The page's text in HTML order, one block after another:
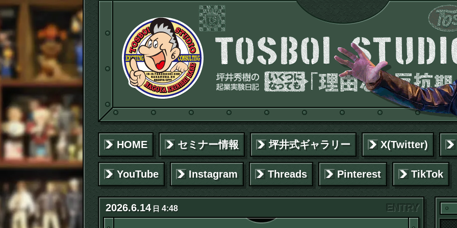
HOME セミナー情報 坪井式ギャラリー X(Twitter)
YouTube Instagram Threads Pinterest TikTok
2026.6.14 日 4:48